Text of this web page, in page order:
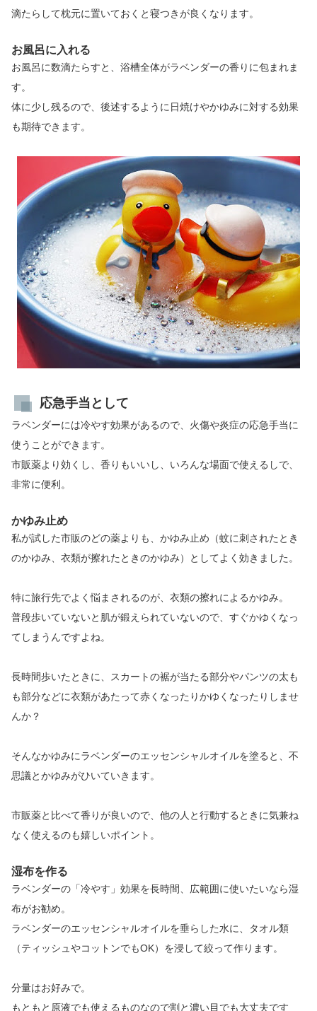
滴たらして枕元に置いておくと寝つきが良くなります。
お風呂に入れる
お風呂に数滴たらすと、浴槽全体がラベンダーの香りに包まれま
す。
体に少し残るので、後述するように日焼けやかゆみに対する効果
も期待できます。
応急手当として
ラベンダーには冷やす効果があるので、火傷や炎症の応急手当に
使うことができます。
市販薬より効くし、香りもいいし、いろんな場面で使えるしで、
非常に便利。
かゆみ止め
私が試した市販のどの薬よりも、かゆみ止め（蚊に刺されたとき
のかゆみ、衣類が擦れたときのかゆみ）としてよく効きました。
特に旅行先でよく悩まされるのが、衣類の擦れによるかゆみ。
普段歩いていないと肌が鍛えられていないので、すぐかゆくなっ
てしまうんですよね。
長時間歩いたときに、スカートの裾が当たる部分やパンツの太も
も部分などに衣類があたって赤くなったりかゆくなったりしませ
んか？
そんなかゆみにラベンダーのエッセンシャルオイルを塗ると、不
思議とかゆみがひいていきます。
市販薬と比べて香りが良いので、他の人と行動するときに気兼ね
なく使えるのも嬉しいポイント。
湿布を作る
ラベンダーの「冷やす」効果を長時間、広範囲に使いたいなら湿
布がお勧め。
ラベンダーのエッセンシャルオイルを垂らした水に、タオル類
（ティッシュやコットンでもOK）を浸して絞って作ります。
分量はお好みで。
もともと原液でも使えるものなので割と濃い目でも大丈夫です